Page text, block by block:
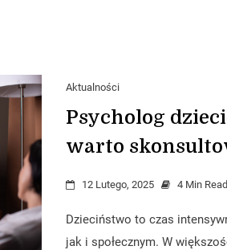
Aktualności
Psycholog
warto
12 Lutego, 2025 4 Min
Dzieciństwo to czas
jak i społecznym. W